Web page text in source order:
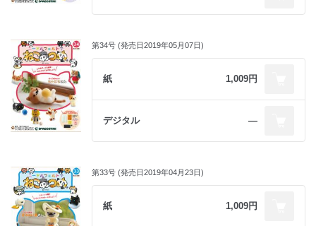
第34号 (発売日2019年05月07日)
紙 1,009円
デジタル ―
第33号 (発売日2019年04月23日)
紙 1,009円